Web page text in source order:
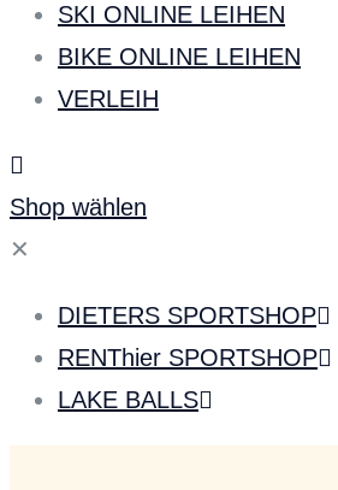
SKI ONLINE LEIHEN
BIKE ONLINE LEIHEN
VERLEIH
Shop wählen
✕
DIETERS SPORTSHOP
RENThier SPORTSHOP
LAKE BALLS